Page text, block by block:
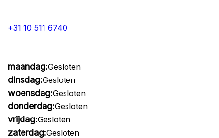
+31 10 511 6740
maandag:Gesloten
dinsdag:Gesloten
woensdag:Gesloten
donderdag:Gesloten
vrijdag:Gesloten
zaterdag:Gesloten